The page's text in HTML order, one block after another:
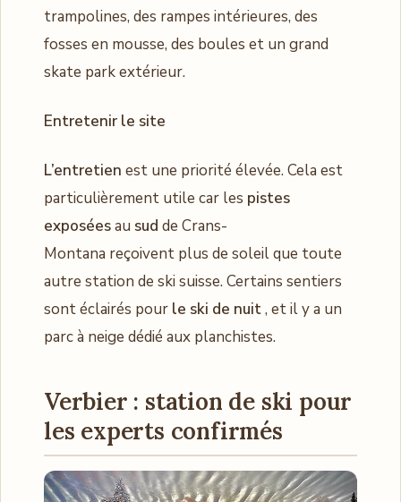
trampolines, des rampes intérieures, des
fosses en mousse, des boules et un grand
skate park extérieur.
Entretenir le site
L’entretien est une priorité élevée. Cela est
particulièrement utile car les pistes
exposéesau sud de Crans-
Montana reçoivent plus de soleil que toute
autre station de ski suisse. Certains sentiers
sont éclairés pour le ski de nuit, et il y a un
parc à neige dédié aux planchistes.
Verbier : station de ski pour
les experts confirmés